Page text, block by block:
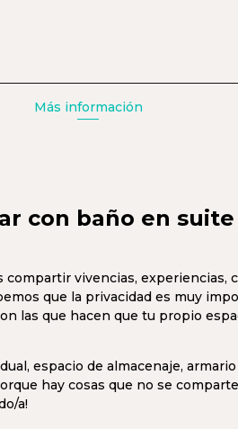
Más información
con baño en suite
vivencias, experiencias,
que la privacidad es muy
las que hacen que tu propio
espacio de almacenaje,
hay cosas que no se
a!